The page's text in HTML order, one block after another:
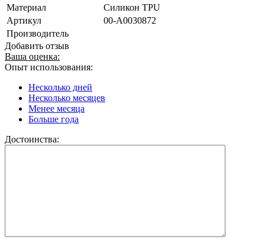
Материал
Силикон TPU
Артикул
00-А0030872
Производитель
Добавить отзыв
Ваша оценка:
Опыт использования:
Несколько дней
Несколько месяцев
Менее месяца
Больше года
Достоинства: